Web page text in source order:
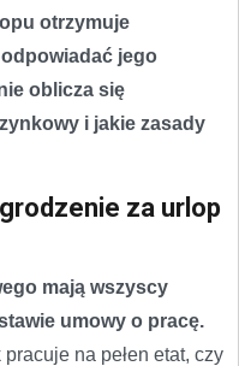
otrzymuje
jego
oblicza się
i jakie zasady
za urlop
mają wszyscy
umowy o pracę.
na pełen etat, czy